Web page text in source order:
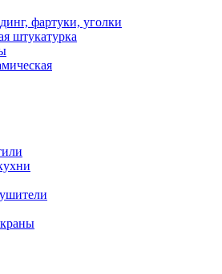
фартуки, уголки
штукатурка